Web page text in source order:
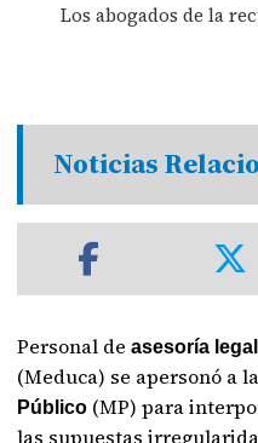
Los abogados de la
Noticias
Personal de asesoría legal
(Meduca) se apersonó a
Público (MP) para
las supuestas